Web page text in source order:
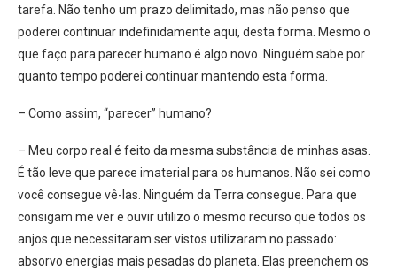
tarefa. Não tenho um prazo delimitado, mas não penso que
poderei continuar indefinidamente aqui, desta forma. Mesmo o
que faço para parecer humano é algo novo. Ninguém sabe por
quanto tempo poderei continuar mantendo esta forma.
– Como assim, “parecer” humano?
– Meu corpo real é feito da mesma substância de minhas asas.
É tão leve que parece imaterial para os humanos. Não sei como
você consegue vê-las. Ninguém da Terra consegue. Para que
consigam me ver e ouvir utilizo o mesmo recurso que todos os
anjos que necessitaram ser vistos utilizaram no passado:
absorvo energias mais pesadas do planeta. Elas preenchem os